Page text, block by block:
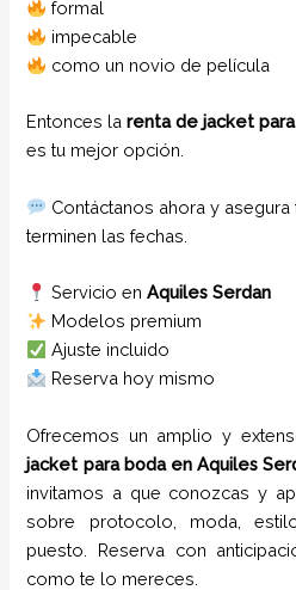
formal
impecable
como un novio de película
Entonces larenta de jacket
es tu mejor opción.
Contáctanos ahora y
terminen las fechas.
Servicio enAquiles Serdan
Modelos premium
Ajuste incluido
Reserva hoy mismo
Ofrecemos un amplio y
jacket para bodaen Aquiles
invitamos a que conozcas y
sobre protocolo, moda,
puesto. Reserva con
como te lo mereces.